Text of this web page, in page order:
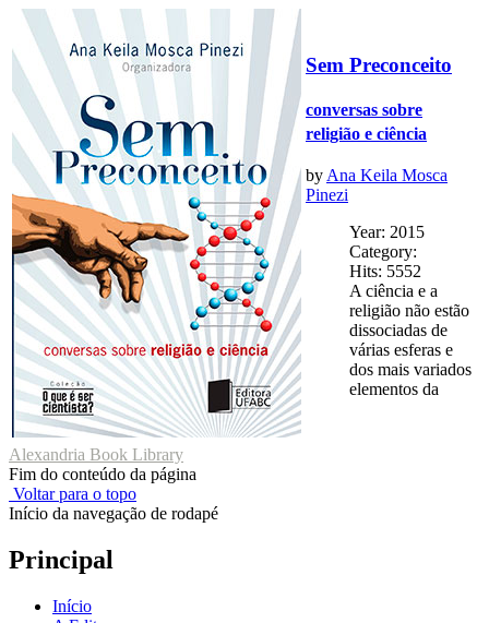
Sem Preconceito
conversas sobre
religião e ciência
by Ana Keila Mosca
Pinezi
Year: 2015
Category:
Hits: 5552
A ciência e a
religião não estão
dissociadas de
várias esferas e
dos mais variados
elementos da
Alexandria Book Library
Fim do conteúdo da página
Voltar para o topo
Início da navegação de rodapé
Principal
Início